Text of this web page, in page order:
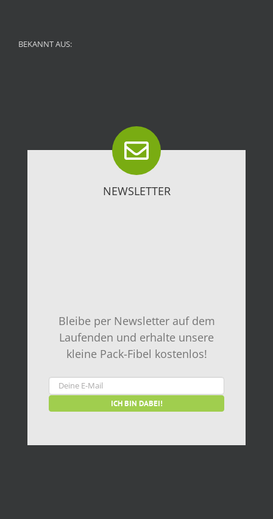
BEKANNT AUS:
NEWSLETTER
Bleibe per Newsletter auf dem
Laufenden und erhalte unsere
kleine Pack-Fibel kostenlos!